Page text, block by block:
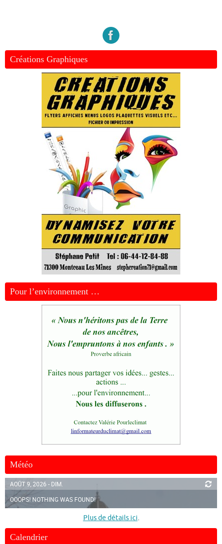
Créations Graphiques
Pour l’environnement …
Météo
AOÛT 9, 2026 - DIM.
OOOPS! NOTHING WAS FOUND!
Plus de détails ici.
Calendrier